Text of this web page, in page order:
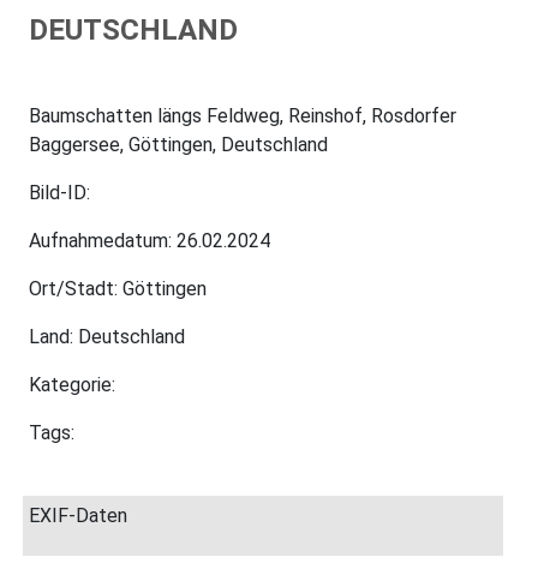
DEUTSCHLAND
Baumschatten längs Feldweg, Reinshof, Rosdorfer
Baggersee, Göttingen, Deutschland
Bild-ID:
Aufnahmedatum: 26.02.2024
Ort/Stadt: Göttingen
Land: Deutschland
Kategorie:
Tags:
EXIF-Daten